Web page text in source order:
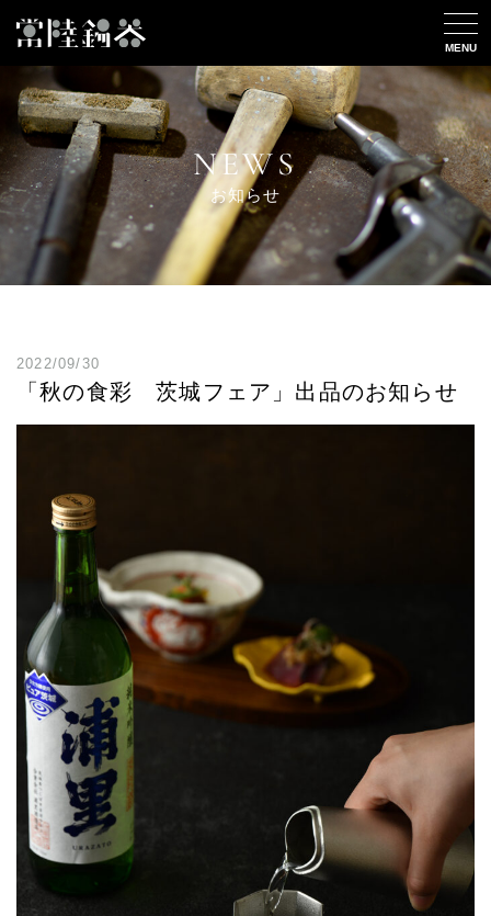
MENU
NEWS
お知らせ
2022/09/30
「秋の食彩 茨城フェア」出品のお知らせ